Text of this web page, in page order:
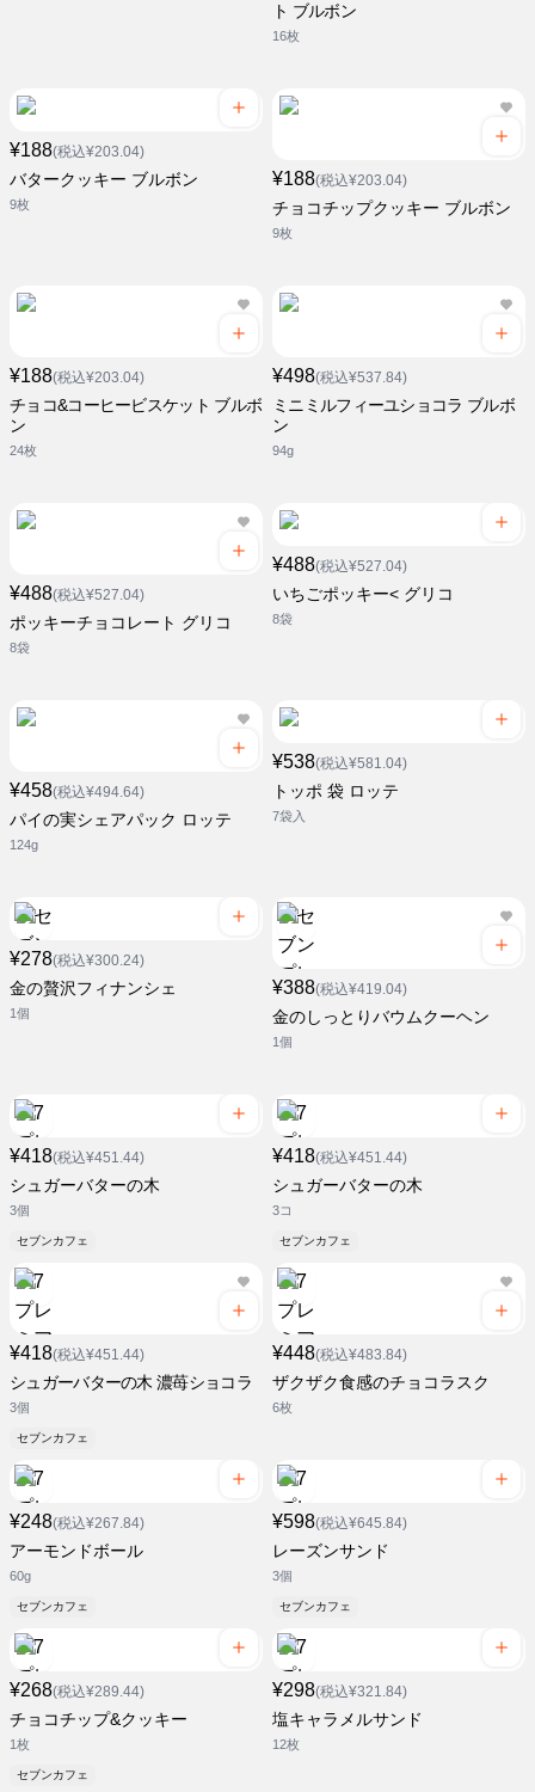
ト ブルボン
16枚
¥188(税込¥203.04)
バタークッキー ブルボン
9枚
¥188(税込¥203.04)
チョコチップクッキー ブルボン
9枚
¥188(税込¥203.04)
チョコ&コーヒービスケット ブルボ
ン
24枚
¥498(税込¥537.84)
ミニミルフィーユショコラ ブルボ
ン
94g
¥488(税込¥527.04)
ポッキーチョコレート グリコ
8袋
¥488(税込¥527.04)
いちごポッキー< グリコ
8袋
¥458(税込¥494.64)
パイの実シェアパック ロッテ
124g
¥538(税込¥581.04)
トッポ 袋 ロッテ
7袋入
¥278(税込¥300.24)
金の贅沢フィナンシェ
1個
¥388(税込¥419.04)
金のしっとりバウムクーヘン
1個
¥418(税込¥451.44)
シュガーバターの木
3個
セブンカフェ
¥418(税込¥451.44)
シュガーバターの木
3コ
セブンカフェ
¥418(税込¥451.44)
シュガーバターの木 濃苺ショコラ
3個
セブンカフェ
¥448(税込¥483.84)
ザクザク食感のチョコラスク
6枚
¥248(税込¥267.84)
アーモンドボール
60g
セブンカフェ
¥598(税込¥645.84)
レーズンサンド
3個
セブンカフェ
¥268(税込¥289.44)
チョコチップ&クッキー
1枚
セブンカフェ
¥298(税込¥321.84)
塩キャラメルサンド
12枚